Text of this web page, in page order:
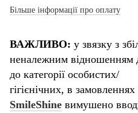
Більше інформації про оплату
ВАЖЛИВО: у звязку з
неналежним відношенням
до категорії особистих/
гігієнічних, в
SmileShine вимушено